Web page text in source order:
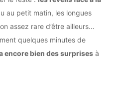
au petit matin, les longues
assez rare d’être ailleurs…
quelques minutes de
encore bien des surprises à